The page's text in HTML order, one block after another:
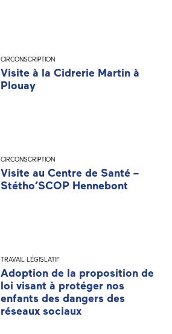
CIRCONSCRIPTION
Visite à la Cidrerie Martin à
Plouay
CIRCONSCRIPTION
Visite au Centre de Santé –
Stétho’SCOP Hennebont
TRAVAIL LÉGISLATIF
Adoption de la proposition de
loi visant à protéger nos
enfants des dangers des
réseaux sociaux